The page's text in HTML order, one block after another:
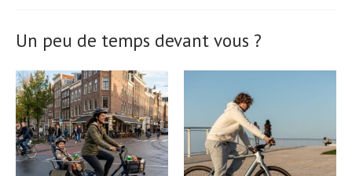
article.
Un peu de temps devant vous ?